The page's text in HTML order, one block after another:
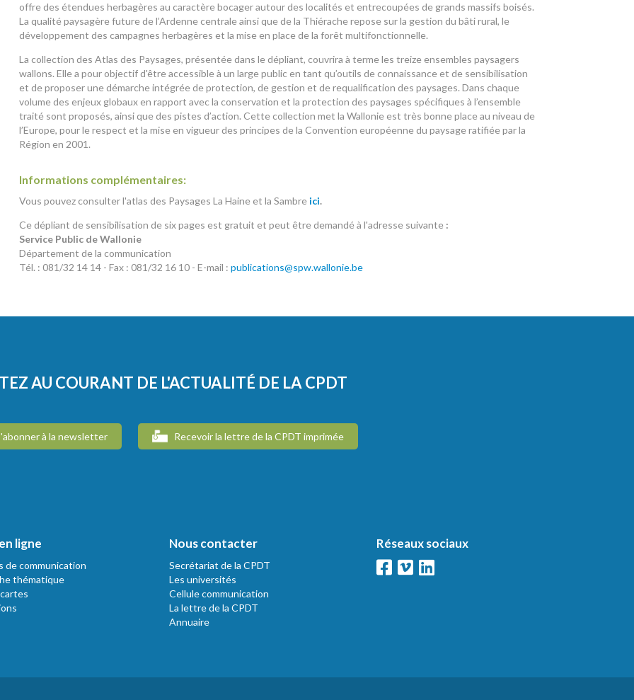
offre des étendues herbagères au caractère bocager autour des localités et entrecoupées de grands massifs boisés.
La qualité paysagère future de l’Ardenne centrale ainsi que de la Thiérache repose sur la gestion du bâti rural, le
développement des campagnes herbagères et la mise en place de la forêt multifonctionnelle.
La collection des Atlas des Paysages, présentée dans le dépliant, couvrira à terme les treize ensembles paysagers
wallons. Elle a pour objectif d'être accessible à un large public en tant qu’outils de connaissance et de sensibilisation
et de proposer une démarche intégrée de protection, de gestion et de requalification des paysages. Dans chaque
volume des enjeux globaux en rapport avec la conservation et la protection des paysages spécifiques à l’ensemble
traité sont proposés, ainsi que des pistes d’action. Cette collection met la Wallonie est très bonne place au niveau de
l’Europe, pour le respect et la mise en vigueur des principes de la Convention européenne du paysage ratifiée par la
Région en 2001.
Informations complémentaires:
Vous pouvez consulter l'atlas des Paysages La Haine et la Sambre ici.
Ce dépliant de sensibilisation de six pages est gratuit et peut être demandé à l'adresse suivante :
Service Public de Wallonie
Département de la communication
Tél. : 081/32 14 14 - Fax : 081/32 16 10 - E-mail : publications@spw.wallonie.be
AU COURANT DE L'ACTUALITÉ DE LA CPDT
à la newsletter Recevoir la lettre de la CPDT imprimée
ligne
de communication
thématique
Nous contacter
Secrétariat de la CPDT
Les universités
Cellule communication
La lettre de la CPDT
Annuaire
Réseaux sociaux